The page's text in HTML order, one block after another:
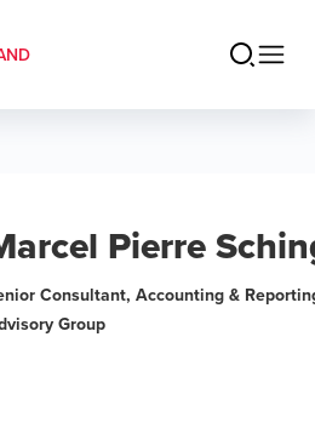
Pierre
Consultant, Accounting &
Group